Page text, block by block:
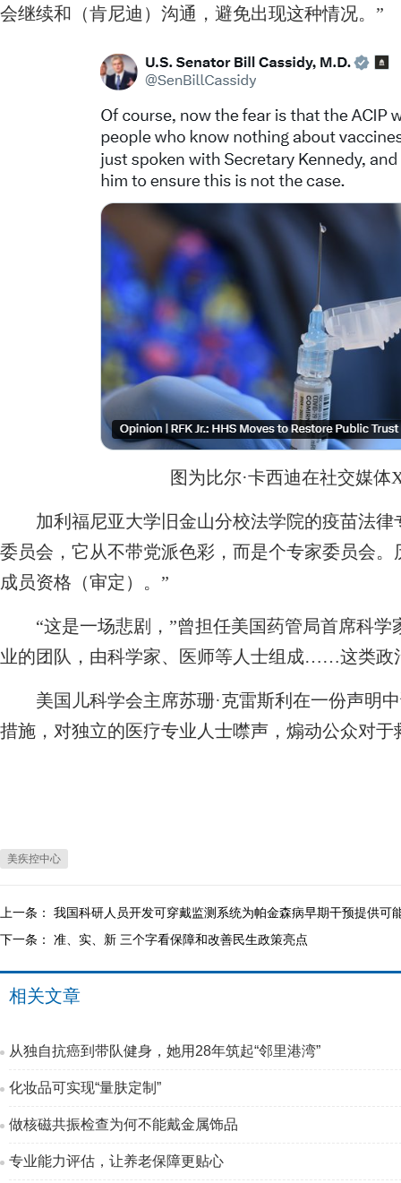
会继续和（肯尼迪）沟通，避免出现这种情况。”
图为比尔·卡西迪在社交媒体
加利福尼亚大学旧金山分校法学院的疫苗法律
委员会，它从不带党派色彩，而是个专家委员会
成员资格（审定）。”
“这是一场悲剧，”曾担任美国药管局首席科学
业的团队，由科学家、医师等人士组成……这类政
美国儿科学会主席苏珊·克雷斯利在一份声明中
措施，对独立的医疗专业人士噤声，煽动公众对
美疾控中心
上一条： 我国科研人员开发可穿戴监测系统为帕金森病早期干预提供可
下一条： 准、实、新 三个字看保障和改善民生政策亮点
相关文章
从独自抗癌到带队健身，她用28年筑起“邻里港湾”
化妆品可实现“量肤定制”
做核磁共振检查为何不能戴金属饰品
专业能力评估，让养老保障更贴心